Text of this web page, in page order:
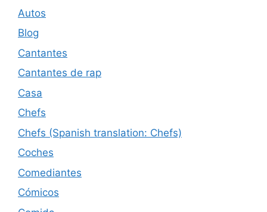
Autos
Blog
Cantantes
Cantantes de rap
Casa
Chefs
Chefs (Spanish translation: Chefs)
Coches
Comediantes
Cómicos